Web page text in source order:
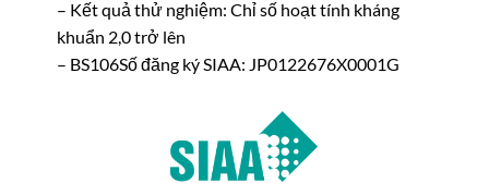
– Kết quả thử nghiệm: Chỉ số hoạt tính kháng
khuẩn 2,0 trở lên
– BS106Số đăng ký SIAA: JP0122676X0001G